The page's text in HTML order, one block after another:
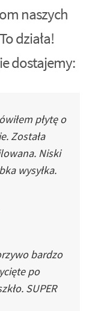
naszych
działa!
dostajemy:
płytę o
Została
Niski
wysyłka.
bardzo
po
SUPER